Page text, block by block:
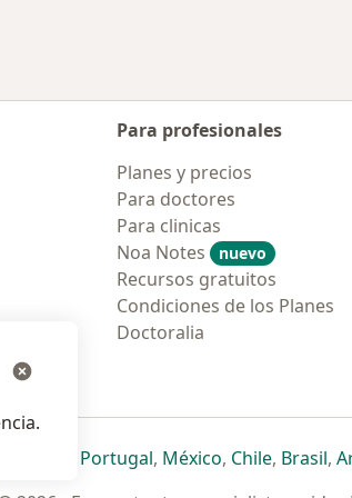
Para profesionales
Planes y precios
Para doctores
Para clinicas
Noa Notes
nuevo
Recursos gratuitos
Condiciones de los Planes
Doctoralia
pestaña
nueva pestaña
se abre en una nueva pestaña
se abre en una nueva pestaña
Portugalse abre en una nueva
, Méxicose abre en una
, Chilese abre
, Brasilse
,